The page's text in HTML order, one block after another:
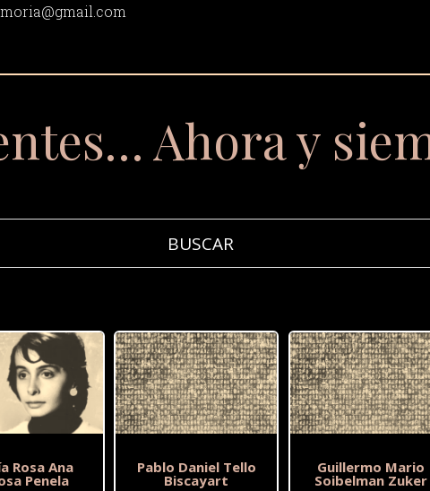
Ahora y
Rosa Ana
Penela
Pablo Daniel Tello
Biscayart
Guillermo Mario
Soibelman Zuker